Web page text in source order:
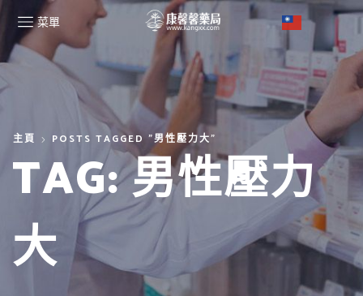
菜單
主頁 POSTS TAGGED "男性壓力大"
TAG: 男性壓力
大